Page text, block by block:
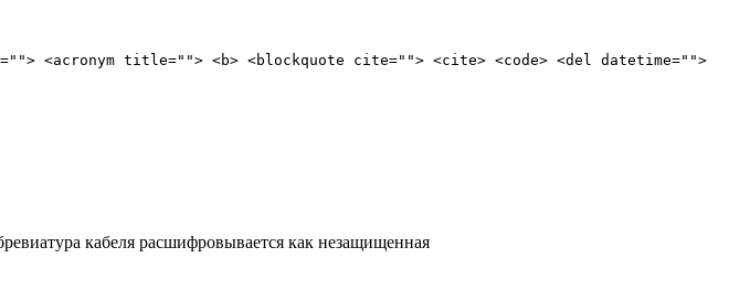
<acronym title=""> <b> <blockquote cite=""> <cite> <code> <del datetime="">
кабеля расшифровывается как незащищенная